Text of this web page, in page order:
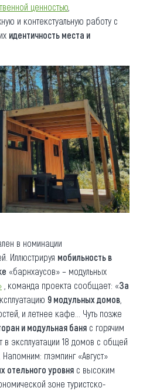
ценностью
и контекстуальную работу с
идентичность места и
в номинации
Иллюстрируя мобильность в
«барнхаусов» – модульных
, команда проекта сообщает: «За
9 модульных домов
и летнее кафе... Чуть позже
и модульная баня с горячим
эксплуатации 18 домов с общей
Напомним: глэмпинг «Август»
отельного уровня с высоким
зоне туристско-